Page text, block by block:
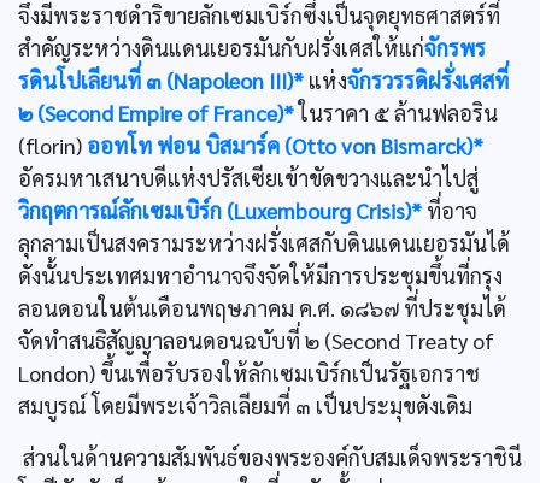
จึงมีพระราชดำริขายลักเซมเบิร์กซึ่งเป็นจุดยุทธศาสตร์ที่
สำคัญระหว่างดินแดนเยอรมันกับฝรั่งเศสให้แก่จักรพร
รดินโปเลียนที่ ๓ (Napoleon III)* แห่งจักรวรรดิฝรั่งเศสที่
๒ (Second Empire of France)*ในราคา ๕ ล้านฟลอริน
(florin) ออทโท ฟอน บิสมาร์ค (Otto von Bismarck)*
อัครมหาเสนาบดีแห่งปรัสเซียเข้าขัดขวางและนำไปสู่
วิกฤตการณ์ลักเซมเบิร์ก (Luxembourg Crisis)* ที่อาจ
ลุกลามเป็นสงครามระหว่างฝรั่งเศสกับดินแดนเยอรมันได้
ดังนั้นประเทศมหาอำนาจจึงจัดให้มีการประชุมขึ้นที่กรุง
ลอนดอนในต้นเดือนพฤษภาคม ค.ศ. ๑๘๖๗ ที่ประชุมได้
จัดทำสนธิสัญญาลอนดอนฉบับที่ ๒ (Second Treaty of
London) ขึ้นเพื่อรับรองให้ลักเซมเบิร์กเป็นรัฐเอกราช
สมบูรณ์ โดยมีพระเจ้าวิลเลียมที่ ๓ เป็นประมุขดังเดิม
ส่วนในด้านความสัมพันธ์ของพระองค์กับสมเด็จพระราชินี